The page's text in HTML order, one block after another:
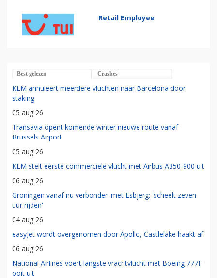
Retail Employee
Best gelezen Crashes
KLM annuleert meerdere vluchten naar Barcelona door
staking
05 aug 26
Transavia opent komende winter nieuwe route vanaf
Brussels Airport
05 aug 26
KLM stelt eerste commerciële vlucht met Airbus A350-900 uit
06 aug 26
Groningen vanaf nu verbonden met Esbjerg: 'scheelt zeven
uur rijden'
04 aug 26
easyJet wordt overgenomen door Apollo, Castlelake haakt af
06 aug 26
National Airlines voert langste vrachtvlucht met Boeing 777F
ooit uit